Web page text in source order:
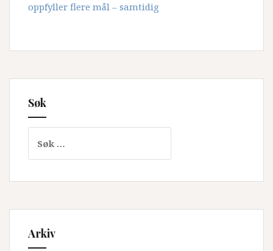
oppfyller flere mål – samtidig
Søk
etter:
Arkiv